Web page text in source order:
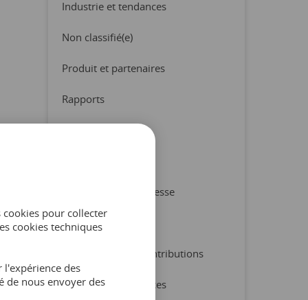
Industrie et tendances
Non classifié(e)
Produit et partenaires
Rapports
Communiqué de presse
Ebook
Études de cas et contributions
Industrie et tendances
pour collecter
cookies techniques
des
de nous envoyer des